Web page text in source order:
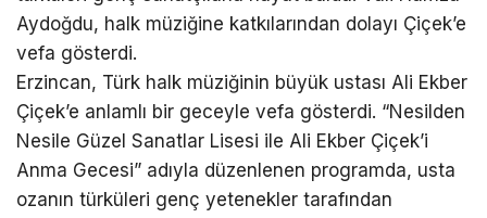
Aydoğdu, halk müziğine katkılarından dolayı Çiçek’e
vefa gösterdi.
Erzincan, Türk halk müziğinin büyük ustası Ali Ekber
Çiçek’e anlamlı bir geceyle vefa gösterdi. “Nesilden
Nesile Güzel Sanatlar Lisesi ile Ali Ekber Çiçek’i
Anma Gecesi” adıyla düzenlenen programda, usta
ozanın türküleri genç yetenekler tarafından